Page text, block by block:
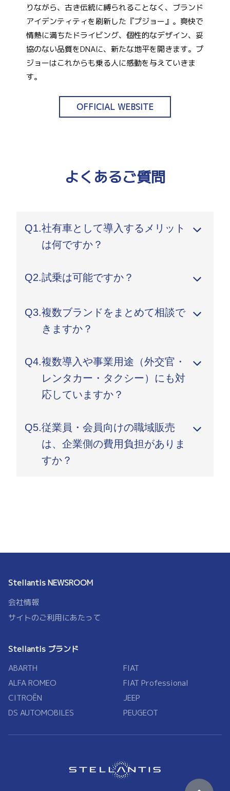
りながら、古き伝統に縛られることなく、ブランド
アイデンティティを刷新した『プジョー』。爽快で
情熱に満ちたドライビング、個性的なデザイン、妥
協のない品質をDNAに、新たな地平を開きます。プ
ジョーはこれからも乗る人に感動を与えていきま
す。
OFFICIAL WEBSITE
よくあるご質問
Q1.社有車として導入するメリット
は何ですか？
削減、企業イメージ向上などのメリットがありま
Q2.試乗は可能ですか？
ただければ、最寄りの販売店または法人担当にて
試乗手配いたします。複数車種の比較試乗も対応
Q3.複数ブランドをまとめて相談で
きますか？
Romeoなど、Stellantisの全ブランドを一括でご
相談いただけます。
Q4.複数導入や事業用途（外交官・
レンタカー・タクシー）にも対
応していますか？
ハイヤー用途まで、業界別の最適提案を行ってい
ます。導入規模や納期にも柔軟に対応します。
Q5.従業員・会員向けの職域販売
は、企業側の費用負担がありま
すか？
Stellantis NEWSROOM
会社情報
サイトのご利用にあたって
Stellantis ブランド
ABARTH
FIAT
ALFA ROMEO
FIAT Professional
CITROËN
JEEP
DS AUTOMOBILES
PEUGEOT